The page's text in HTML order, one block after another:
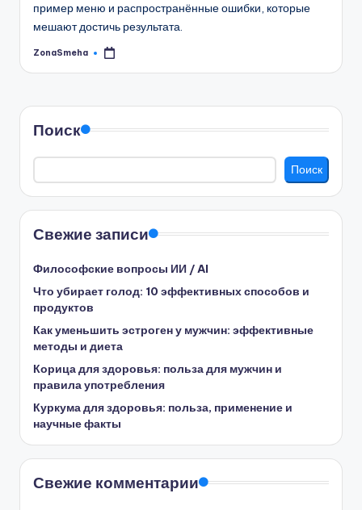
пример меню и распространённые ошибки, которые
мешают достичь результата.
Запись
ZonaSmeha
Поиск
Поиск
Свежие записи
Философские вопросы ИИ / AI
Что убирает голод: 10 эффективных способов и
продуктов
Как уменьшить эстроген у мужчин: эффективные
методы и диета
Корица для здоровья: польза для мужчин и
правила употребления
Куркума для здоровья: польза, применение и
научные факты
Свежие комментарии